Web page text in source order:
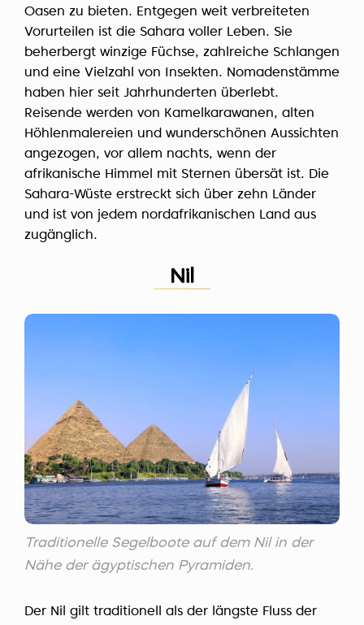
Oasen zu bieten. Entgegen weit verbreiteten
Vorurteilen ist die Sahara voller Leben. Sie
beherbergt winzige Füchse, zahlreiche Schlangen
und eine Vielzahl von Insekten. Nomadenstämme
haben hier seit Jahrhunderten überlebt.
Reisende werden von Kamelkarawanen, alten
Höhlenmalereien und wunderschönen Aussichten
angezogen, vor allem nachts, wenn der
afrikanische Himmel mit Sternen übersät ist. Die
Sahara-Wüste erstreckt sich über zehn Länder
und ist von jedem nordafrikanischen Land aus
zugänglich.
Nil
Traditionelle Segelboote auf dem Nil in der
Nähe der ägyptischen Pyramiden.
Der Nil gilt traditionell als der längste Fluss der